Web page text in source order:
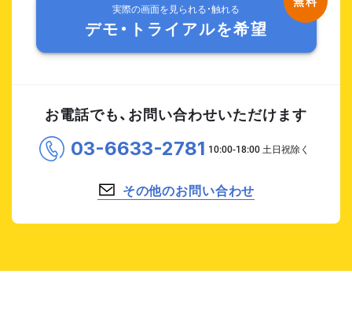
実際の画面を見られる・触れる
デモ・トライアルを希望
お電話でも、お問い合わせいただけます
03-6633-2781
その他のお問い合わせ